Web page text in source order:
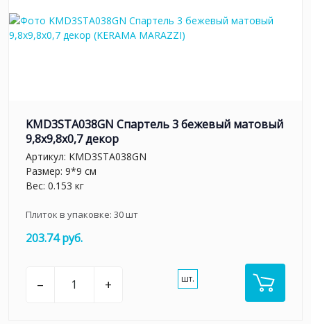
KMD3STA038GN Спартель 3 бежевый матовый
9,8x9,8x0,7 декор
Артикул: KMD3STA038GN
Размер: 9*9 см
Вес: 0.153 кг
Плиток в упаковке: 30шт
203.74 руб.
– + шт.